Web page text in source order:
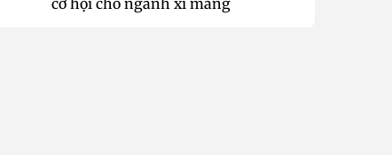
cơ hội cho ngành xi măng